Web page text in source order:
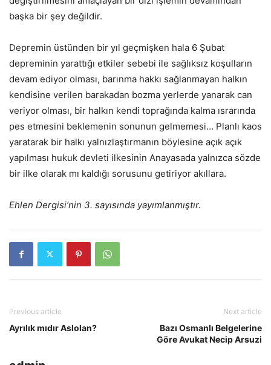
başka bir şey değildir.
Depremin üstünden bir yıl geçmişken hala 6 Şubat
depreminin yarattığı etkiler sebebi ile sağlıksız koşulların
devam ediyor olması, barınma hakkı sağlanmayan halkın
kendisine verilen barakadan bozma yerlerde yanarak can
veriyor olması, bir halkın kendi toprağında kalma ısrarında
pes etmesini beklemenin sonunun gelmemesi… Planlı kaos
yaratarak bir halkı yalnızlaştırmanın böylesine açık açık
yapılması hukuk devleti ilkesinin Anayasada yalnızca sözde
bir ilke olarak mı kaldığı sorusunu getiriyor akıllara.
Ehlen Dergisi’nin 3. sayısında yayımlanmıştır.
Previous article
Ayrılık mıdır Aslolan?
Next article
Bazı Osmanlı Belgelerine
Göre Avukat Necip Arsuzi